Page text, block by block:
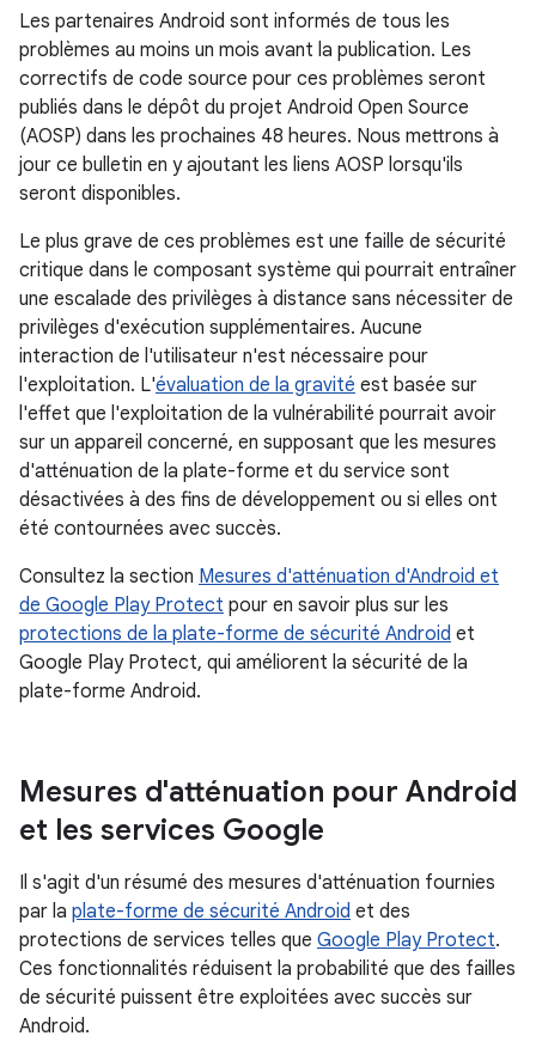
Les partenaires Android sont informés de tous les
problèmes au moins un mois avant la publication. Les
correctifs de code source pour ces problèmes seront
publiés dans le dépôt du projet Android Open Source
(AOSP) dans les prochaines 48 heures. Nous mettrons à
jour ce bulletin en y ajoutant les liens AOSP lorsqu'ils
seront disponibles.
Le plus grave de ces problèmes est une faille de sécurité
critique dans le composant système qui pourrait entraîner
une escalade des privilèges à distance sans nécessiter de
privilèges d'exécution supplémentaires. Aucune
interaction de l'utilisateur n'est nécessaire pour
l'exploitation. L'évaluation de la gravité est basée sur
l'effet que l'exploitation de la vulnérabilité pourrait avoir
sur un appareil concerné, en supposant que les mesures
d'atténuation de la plate-forme et du service sont
désactivées à des fins de développement ou si elles ont
été contournées avec succès.
Consultez la section Mesures d'atténuation d'Android et
de Google Play Protect pour en savoir plus sur les
protections de la plate-forme de sécurité Android et
Google Play Protect, qui améliorent la sécurité de la
plate-forme Android.
Mesures d'atténuation pour Android
et les services Google
Il s'agit d'un résumé des mesures d'atténuation fournies
par la plate-forme de sécurité Android et des
protections de services telles que Google Play Protect.
Ces fonctionnalités réduisent la probabilité que des failles
de sécurité puissent être exploitées avec succès sur
Android.